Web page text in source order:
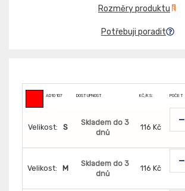
Rozměry produktu
Potřebuji poradit
AD10107 DOSTUPNOST KČ/KS: POČET
Velikost: S
Skladem do 3
dnů
116 Kč -
Velikost: M
Skladem do 3
dnů
116 Kč -